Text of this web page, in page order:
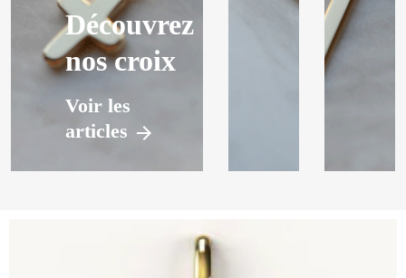
Découvrez
nos croix
Voir les
articles 